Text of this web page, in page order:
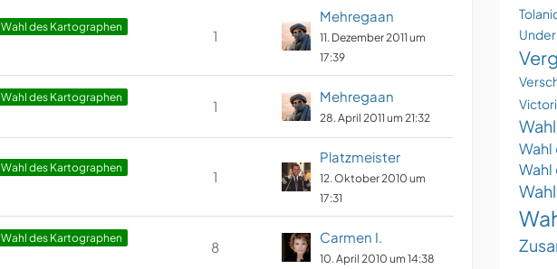
Wahl des Kartographen
1
Mehregaan
11. Dezember 2011 um
17:39
Wahl des Kartographen
1
Mehregaan
28. April 2011 um 21:32
Wahl des Kartographen
1
Platzmeister
12. Oktober 2010 um
17:31
Wahl des Kartographen
8
Carmen I.
10. April 2010 um 14:38
Wahl